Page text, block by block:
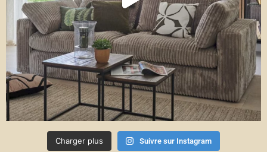
Charger plus Suivre sur Instagram